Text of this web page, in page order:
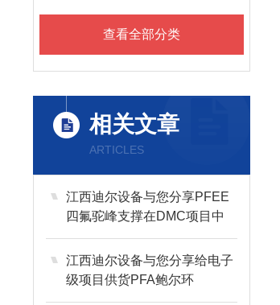
查看全部分类
相关文章
ARTICLES
江西迪尔设备与您分享PFEE
四氟驼峰支撑在DMC项目中
的关键运用与技术优势
江西迪尔设备与您分享给电子
级项目供货PFA鲍尔环